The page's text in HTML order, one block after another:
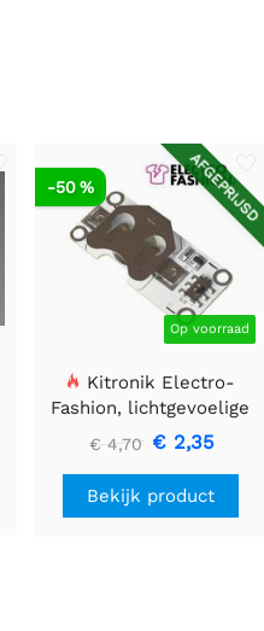
AFGEPRIJSD
Op voorraad
-50 %
Kitronik Electro-
Fashion, lichtgevoelige
knoopcelhouder
€ 4,70 € 2,35
Bekijk product